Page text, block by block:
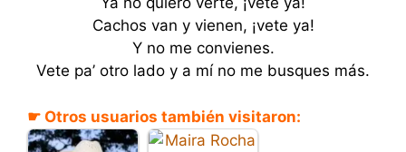
Cachos van y vienen, ¡vete ya!
Y no me convienes.
Vete pa’ otro lado y a mí no me busques más.
☛ Otros usuarios también visitaron: